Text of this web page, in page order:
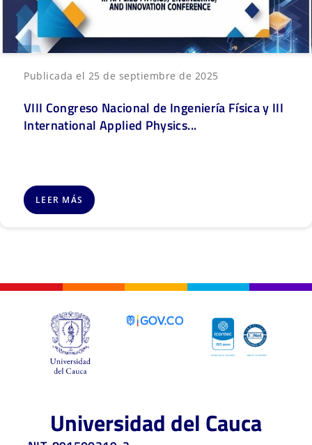
Publicada el 25 de septiembre de 2025
VIII Congreso Nacional de Ingeniería Física y III
International Applied Physics...
LEER MÁS
Universidad del Cauca